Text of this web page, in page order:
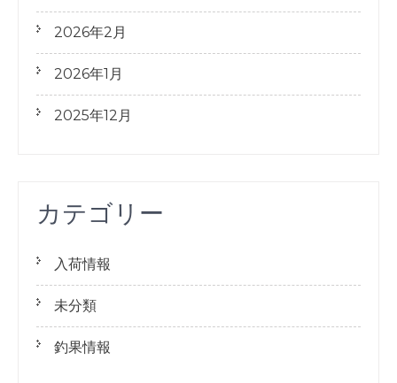
2026年2月
2026年1月
2025年12月
カテゴリー
入荷情報
未分類
釣果情報